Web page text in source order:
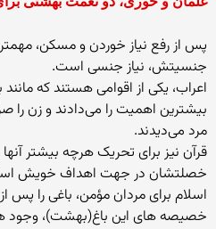
پس از رفع نیاز خوردن و مسکن،
جنسیتش، نیاز جنسی است.
اعراب، یکی از اقوامی هستند که مانند
بیشترین اهمیت را می‌دادند و زن را
مرد می‌دیدند.
قرآن نیز برای تحریک هرچه بیشتر
خصلتشان در جهت اهداف خویش
اسلام برای مردان مؤمن، باغی را
خصیصه های این باغ(بهشت)، وجود